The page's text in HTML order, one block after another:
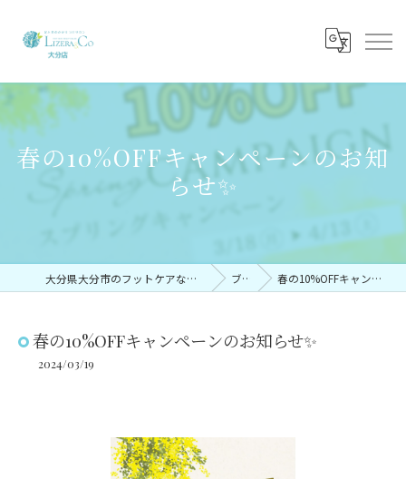
春の10%OFFキャンペーンのお知
らせ✨
大分県大分市のフットケアならリゼラアンドコー大分店 ブログ 春の10%OFFキャンペーンのお知らせ✨
春の10%OFFキャンペーンのお知らせ✨
2024/03/19